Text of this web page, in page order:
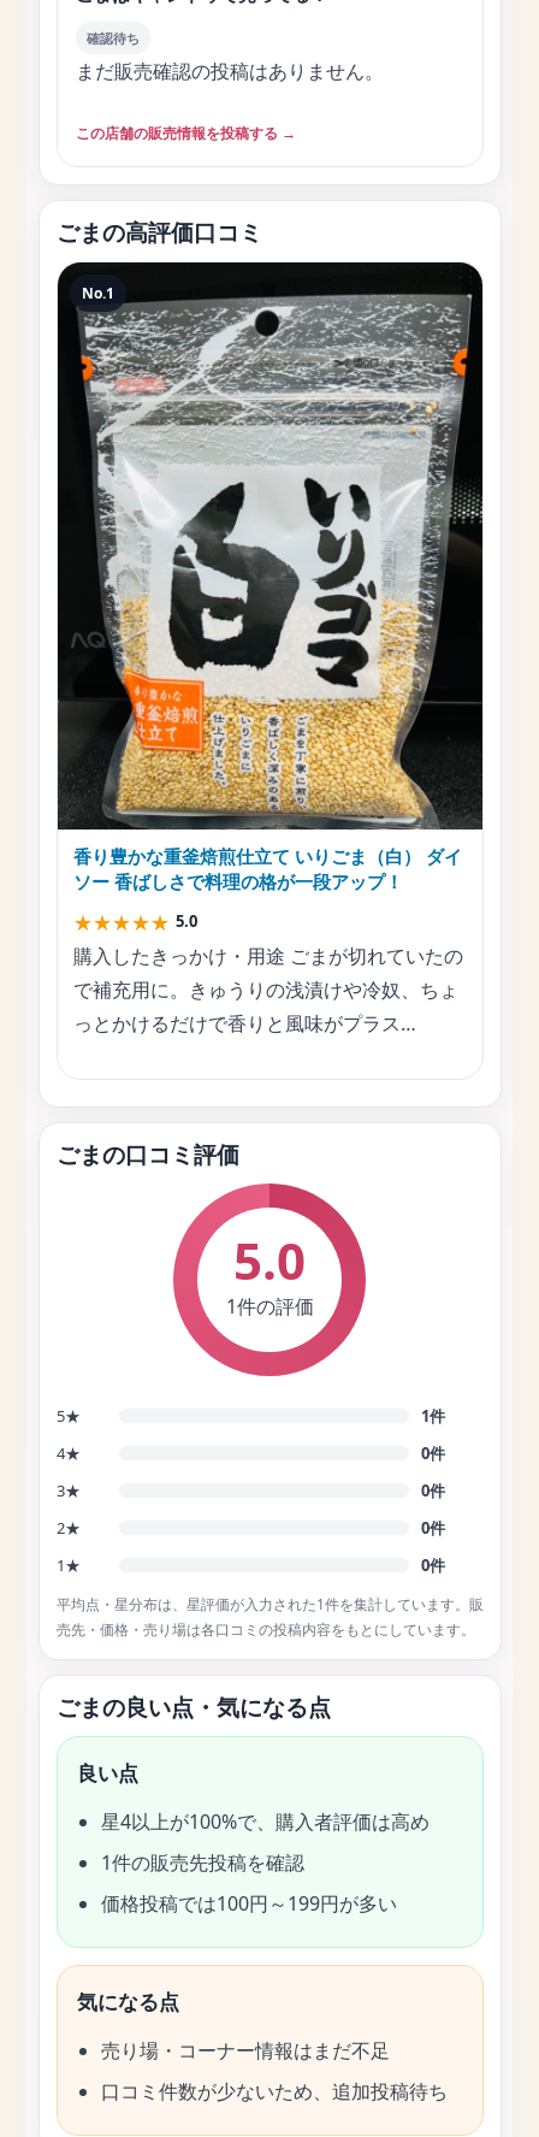
確認待ち
まだ販売確認の投稿はありません。
この店舗の販売情報を投稿する →
ごまの高評価口コミ
No.1
香り豊かな重釜焙煎仕立て いりごま（白） ダイ
ソー 香ばしさで料理の格が一段アップ！
★★★★★ 5.0
購入したきっかけ・用途 ごまが切れていたの
で補充用に。きゅうりの浅漬けや冷奴、ちょ
っとかけるだけで香りと風味がプラス…
ごまの口コミ評価
5.0
1件の評価
5★
1件
4★
0件
3★
0件
2★
0件
1★
0件
平均点・星分布は、星評価が入力された1件を集計しています。販
売先・価格・売り場は各口コミの投稿内容をもとにしています。
ごまの良い点・気になる点
良い点
星4以上が100%で、購入者評価は高め
1件の販売先投稿を確認
価格投稿では100円～199円が多い
気になる点
売り場・コーナー情報はまだ不足
口コミ件数が少ないため、追加投稿待ち